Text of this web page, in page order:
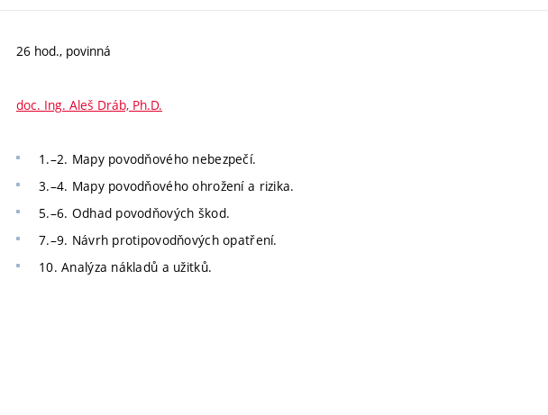
26 hod., povinná
doc. Ing. Aleš Dráb, Ph.D.
1.–2. Mapy povodňového nebezpečí.
3.–4. Mapy povodňového ohrožení a rizika.
5.–6. Odhad povodňových škod.
7.–9. Návrh protipovodňových opatření.
10. Analýza nákladů a užitků.